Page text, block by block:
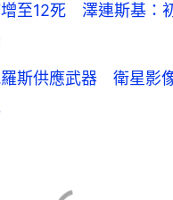
至12死 澤連斯基：
羅斯供應武器 衛星影